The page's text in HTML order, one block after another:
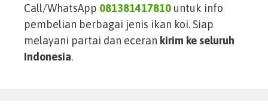
Call/WhatsApp 081381417810 untuk info
pembelian berbagai jenis ikan koi. Siap
melayani partai dan eceran kirim ke seluruh
Indonesia.